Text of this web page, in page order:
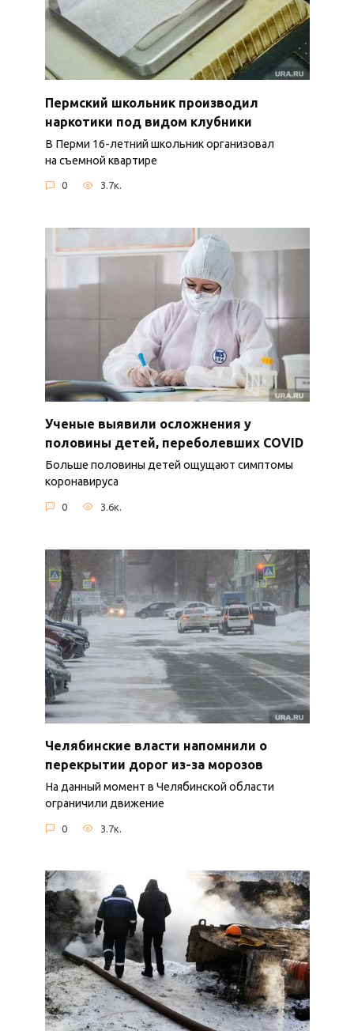
Пермский школьник производил
наркотики под видом клубники
В Перми 16-летний школьник организовал
на съемной квартире
0 3.7к.
Ученые выявили осложнения у
половины детей, переболевших COVID
Больше половины детей ощущают симптомы
коронавируса
0 3.6к.
Челябинские власти напомнили о
перекрытии дорог из-за морозов
На данный момент в Челябинской области
ограничили движение
0 3.7к.